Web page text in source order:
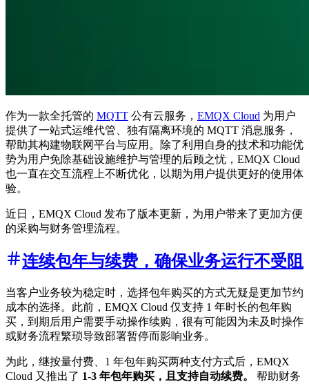
作为一款全托管的 MQTT 公有云服务， EMQX Cloud 为用户
提供了一站式运维代管、独有隔离环境的 MQTT 消息服务，
帮助其构建物联网平台与应用。除了利用自身的技术和功能优
势为用户免除基础设施维护与管理的后顾之忧，EMQX Cloud
也一直在交互流程上不断优化，以期为用户提供更好的使用体
验。
近日，EMQX Cloud 发布了版本更新，为用户带来了更加方便
的采购与财务管理流程。
连续包年与续费，确保业务运行不受阻
当客户业务较为稳定时，选择包年购买的方式无疑是更加节约
成本的选择。此前，EMQX Cloud 仅支持 1 年时长的包年购
买，到期后用户需要手动操作续购，很有可能因为未及时操作
或财务流程繁琐导致部署暂停而影响业务。
为此，继按量付费、1 年包年购买两种支付方式后，EMQX
Cloud 又推出了 1-3 年包年购买，且支持自动续费。
帮助财务